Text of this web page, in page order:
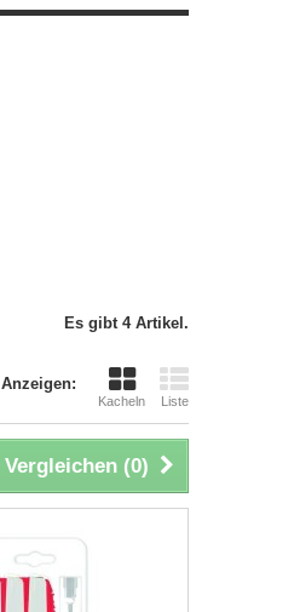
Es gibt 4 Artikel.
Anzeigen:
Kacheln Liste
Vergleichen (0)